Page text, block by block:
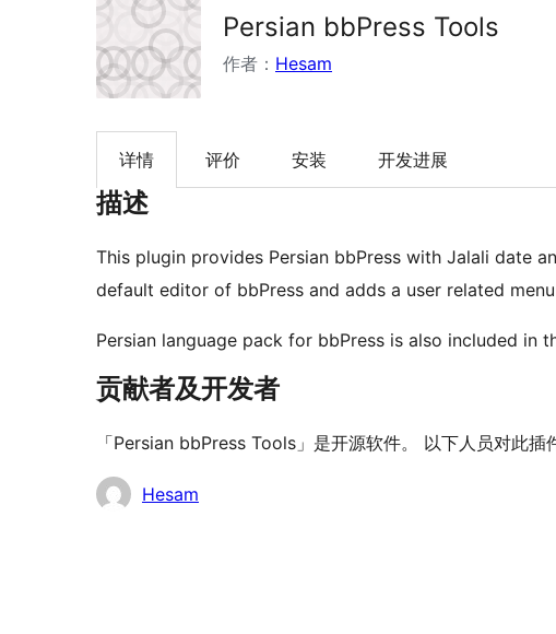
Persian bbPress Tools
作者： Hesam
详情 评价 安装 开发进展
描述
This plugin provides Persian bbPress with Jalali date
default editor of bbPress and adds a user related
Persian language pack for bbPress is also included in
贡献者及开发者
「Persian bbPress Tools」是开源软件。 以下人员对此插
贡
Hesam